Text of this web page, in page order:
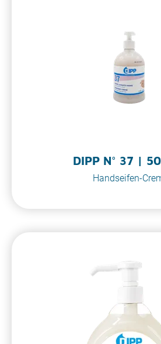
DIPP N° 37 |
Handseifen-